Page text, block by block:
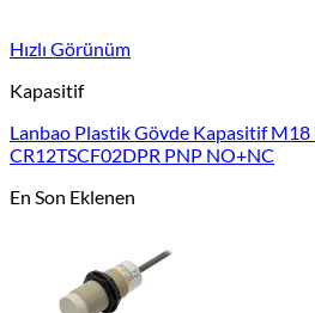
Hızlı Görünüm
Kapasitif
Lanbao Plastik Gövde Kapasitif
CR12TSCF02DPR PNP NO+NC
En Son Eklenen